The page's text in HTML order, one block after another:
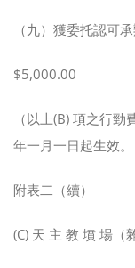
（九）獲委托認可
$5,000.00
（以上(B) 項之行
年一月一日起生效。
附表二（續）
(C) 天 主 教 墳 場（